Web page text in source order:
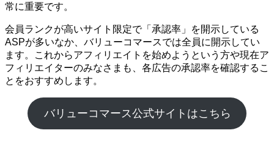
常に重要です。
会員ランクが高いサイト限定で「承認率」を開示している
ASPが多いなか、バリューコマースでは全員に開示してい
ます。これからアフィリエイトを始めようという方や現在ア
フィリエイターのみなさまも、各広告の承認率を確認するこ
とをおすすめします。
バリューコマース公式サイトはこちら